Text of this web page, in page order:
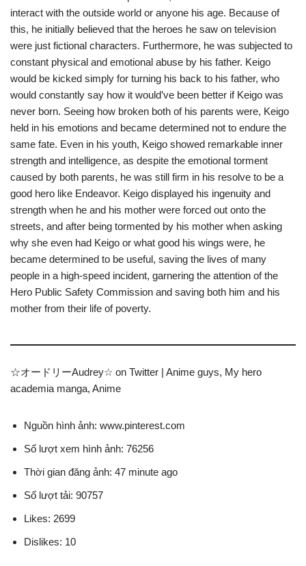
interact with the outside world or anyone his age. Because of
this, he initially believed that the heroes he saw on television
were just fictional characters. Furthermore, he was subjected to
constant physical and emotional abuse by his father. Keigo
would be kicked simply for turning his back to his father, who
would constantly say how it would’ve been better if Keigo was
never born. Seeing how broken both of his parents were, Keigo
held in his emotions and became determined not to endure the
same fate. Even in his youth, Keigo showed remarkable inner
strength and intelligence, as despite the emotional torment
caused by both parents, he was still firm in his resolve to be a
good hero like Endeavor. Keigo displayed his ingenuity and
strength when he and his mother were forced out onto the
streets, and after being tormented by his mother when asking
why she even had Keigo or what good his wings were, he
became determined to be useful, saving the lives of many
people in a high-speed incident, garnering the attention of the
Hero Public Safety Commission and saving both him and his
mother from their life of poverty.
☆オードリーAudrey☆ on Twitter | Anime guys, My hero
academia manga, Anime
Nguồn hình ảnh: www.pinterest.com
Số lượt xem hình ảnh: 76256
Thời gian đăng ảnh: 47 minute ago
Số lượt tải: 90757
Likes: 2699
Dislikes: 10